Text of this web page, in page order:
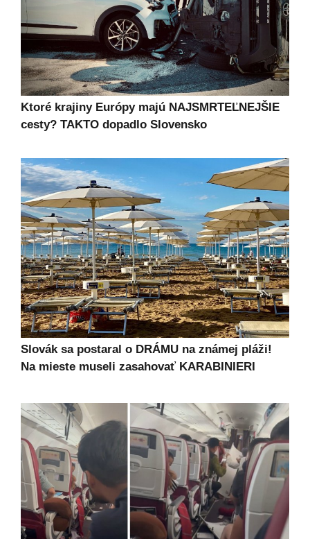
Ktoré krajiny Európy majú NAJSMRTEĽNEJŠIE
cesty? TAKTO dopadlo Slovensko
Slovák sa postaral o DRÁMU na známej pláži!
Na mieste museli zasahovať KARABINIERI